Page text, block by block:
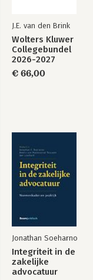
J.E. van den Brink
Wolters Kluwer
Collegebundel
2026-2027
€ 66,00
Jonathan Soeharno
Integriteit in de
zakelijke
advocatuur